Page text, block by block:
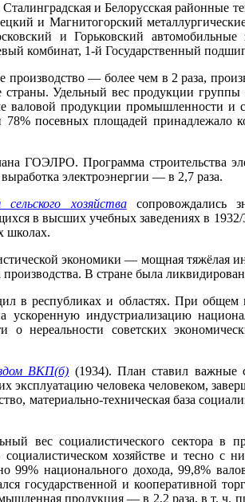
и Белорусская районные
и Магнитогорский
и Горьковский
комбинат, 1-й Государственный
— более чем в 2 раза,
Удельный вес продукции
продукции промышленности и
посевных площадей принадлежало
ГОЭЛРО. Программа строительства
электроэнергии — в 2,7 раза.
сельского хозяйствасопровождались
в высших учебных заведениях в
школах.
экономики — мощная тяжёлая
В стране была
в республиках и областях. При
ускоренную индустриализацию
о нереальности советских
ВКП(б) (1934). План ставил важные
человека человеком,
материально-техническая база
вес социалистического сектора
хозяйстве и тесно с
99% национального дохода, 99,8%
государственной и кооперативной
продукция — в 2,2 раза, в т. ч.